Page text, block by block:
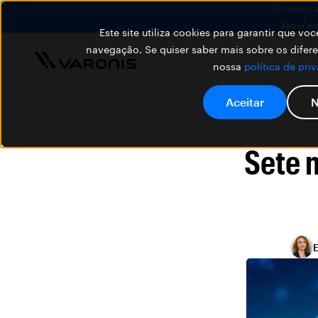
Este site utiliza cookies para garantir que
navegação. Se quiser saber mais sobre os
nossa política de
Aceitar
Saber
Sete